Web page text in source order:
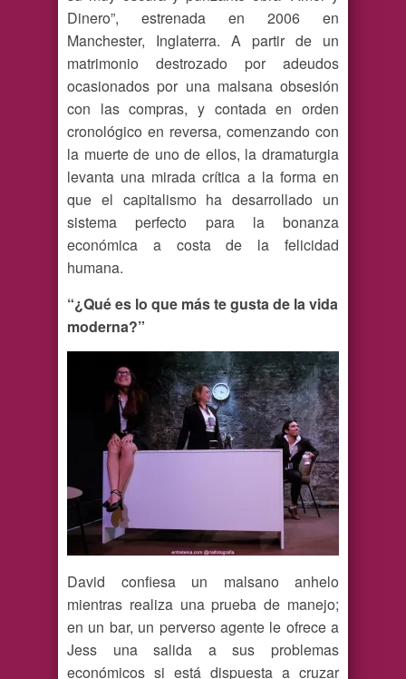
Dinero”, estrenada en 2006 en
Manchester, Inglaterra. A partir de un
matrimonio destrozado por adeudos
ocasionados por una malsana obsesión
con las compras, y contada en orden
cronológico en reversa, comenzando con
la muerte de uno de ellos, la dramaturgia
levanta una mirada crítica a la forma en
que el capitalismo ha desarrollado un
sistema perfecto para la bonanza
económica a costa de la felicidad
humana.
“¿Qué es lo que más te gusta de la vida
moderna?”
David confiesa un malsano anhelo
mientras realiza una prueba de manejo;
en un bar, un perverso agente le ofrece a
Jess una salida a sus problemas
económicos si está dispuesta a cruzar